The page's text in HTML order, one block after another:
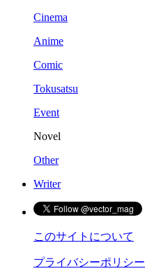
Cinema
Anime
Comic
Tokusatsu
Event
Novel
Other
Writer
このサイトについて
プライバシーポリシー